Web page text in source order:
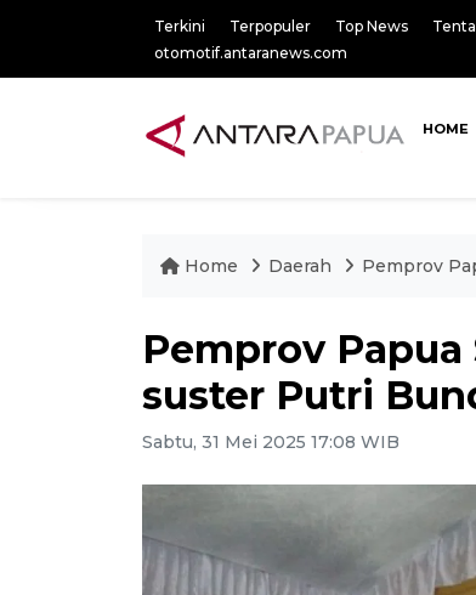
Terkini Terpopuler Top News
otomotif.antaranews.com
HOME
Home Daerah Pemprov
Pemprov
suster Putri
Sabtu, 31 Mei 2025 17:08 WIB